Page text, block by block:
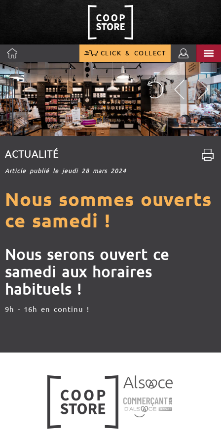
CLICK & COLLECT
ACTUALITÉ
Article publié le jeudi 28 mars 2024
Nous sommes ouverts
ce samedi !
Nous serons ouvert ce
samedi aux horaires
habituels !
9h - 16h en continu !